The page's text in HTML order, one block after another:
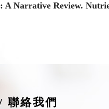
Narrative Review.
聯絡我們